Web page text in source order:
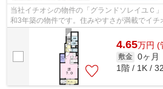
当社イチオシの物件の「グランドソレイユＣ
和3年築の物件です。住みやすさが満載でイ
す。まずはinfo@life-quest.jpへお気軽に...
4.65万円 (
敷金 0ヶ月
1階 / 1K /